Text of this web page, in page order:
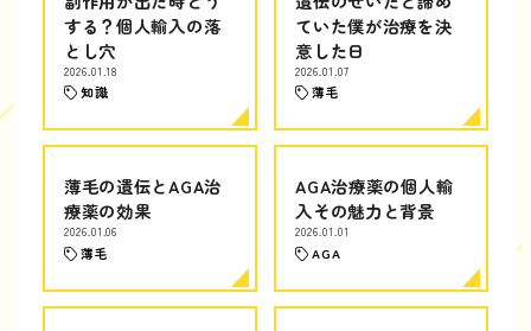
する？個人輸入の落
とし穴
2026.01.18
知識
ていた僕が治療を決
意した日
2026.01.07
薄毛
薄毛の遺伝とAGA治
療薬の効果
2026.01.06
薄毛
AGA治療薬の個人輸
入その魅力と背景
2026.01.01
AGA